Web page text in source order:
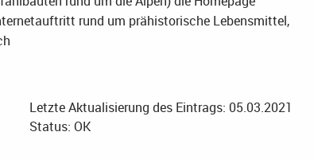
rund um prähistorische Lebensmittel,
Letzte Aktualisierung des Eintrags: 05.03.2021
Status: OK